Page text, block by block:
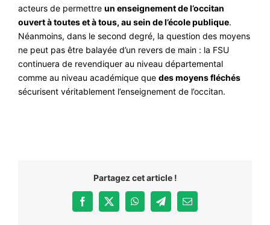
acteurs de permettre un enseignement de l’occitan
ouvert à toutes et à tous, au sein de l’école publique.
Néanmoins, dans le second degré, la question des moyens
ne peut pas être balayée d’un revers de main : la FSU
continuera de revendiquer au niveau départemental
comme au niveau académique que des moyens fléchés
sécurisent véritablement l’enseignement de l’occitan.
Partagez cet article !
Facebook
X WhatsAppTelegramEmail